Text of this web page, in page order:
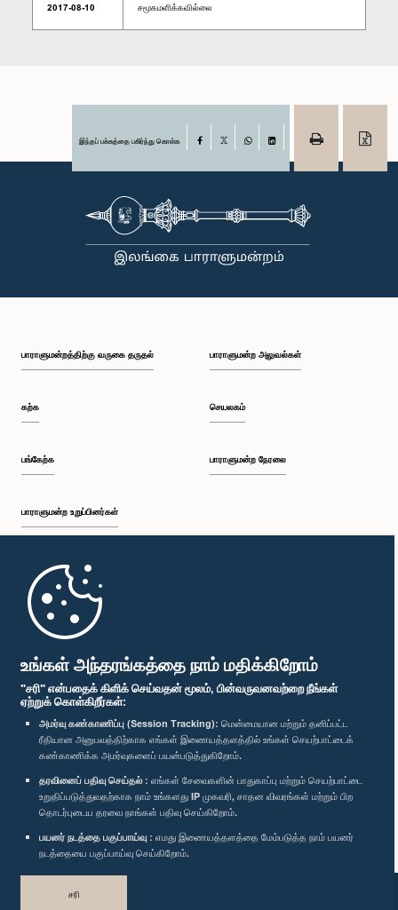
உங்கள் அந்தரங்கத்தை நாம் மதிக்கிறோம்
"சரி" என்பதைக் கிளிக் செய்வதன் மூலம், பின்வருவனவற்றை நீங்கள்
ஏற்றுக் கொள்கிறீர்கள்:
அமர்வு கண்காணிப்பு (Session Tracking): மென்மையான மற்றும் தனிப்பட்ட
ரீதியான அனுபவத்திற்காக எங்கள் இணையத்தளத்தில் உங்கள் செயற்பாட்டைக்
கண்காணிக்க அமர்வுகளைப் பயன்படுத்துகிறோம்.
தரவினைப் பதிவு செய்தல் : எங்கள் சேவைகளின் பாதுகாப்பு மற்றும் செயற்பாட்டை
உறுதிப்படுத்துவதற்காக நாம் உங்களது IP முகவரி, சாதன விவரங்கள் மற்றும் பிற
தொடர்புடைய தரவை நாங்கள் பதிவு செய்கிறோம்.
பயனர் நடத்தை பகுப்பாய்வு : எமது இணையத்தளத்தை மேம்படுத்த நாம் பயனர்
நடத்தையை பகுப்பாய்வு செய்கிறோம்.
சரி
2017-08-10 சமூகமளிக்கவில்லை
இந்தப் பக்கத்தை பகிர்ந்து கொள்க Facebook
பாராளுமன்றத்திற்கு வருகை தருதல்
கற்க
பங்கேற்க
பாராளுமன்ற உறுப்பினர்கள்
முதற்பக்கம்
பாராளுமன்ற அலுவல்கள்
செயலகம்
பாராளுமன்ற நேரலை
பாராளுமன்ற கையடக்க செயலி
எம்மை பின்தொடர்க :
விருதுகள்
தனியுரிமைக் கொள்கை